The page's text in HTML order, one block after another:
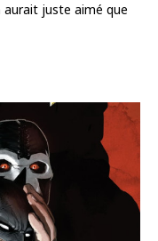
juste aimé que